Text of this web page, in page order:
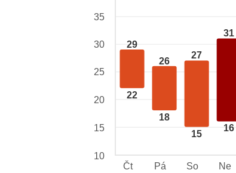
29
22
26
18
27
15
31
16
35
30
25
20
15
10
Čt
Pá So Ne